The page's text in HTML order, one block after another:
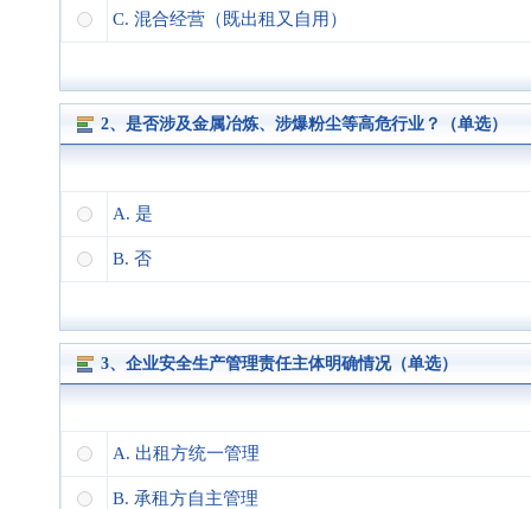
C. 混合经营（既出租又自用）
2、是否涉及金属冶炼、涉爆粉尘等高危行业？（单选）
A. 是
B. 否
3、企业安全生产管理责任主体明确情况（单选）
A. 出租方统一管理
B. 承租方自主管理